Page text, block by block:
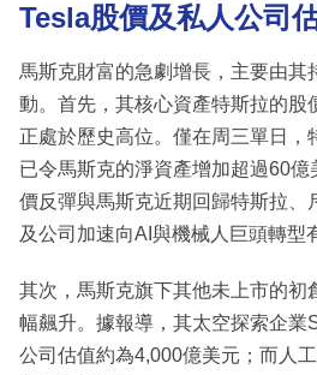
Tesla股價及私人公司
馬斯克財富的急劇增長，主要由其
動。首先，其核心資產特斯拉的股
正處於歷史高位。僅在周三單日，
已令馬斯克的淨資產增加超過60
價反彈與馬斯克近期回歸特斯拉、
及公司加速向AI與機械人巨頭轉型
其次，馬斯克旗下其他未上市的初
幅飆升。據報導，其太空探索企業
公司估值約為4,000億美元；而人